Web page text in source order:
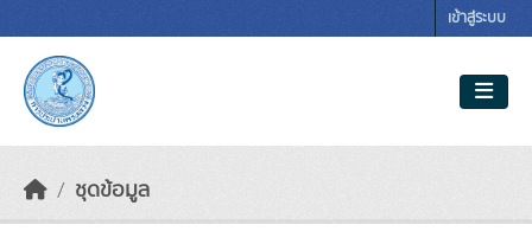
เข้าสู่ระบบ
ชุดข้อมูล